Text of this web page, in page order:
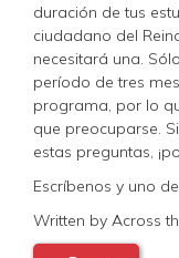
duración de tus
ciudadano del
necesitará una.
período de tres
programa, por lo
que preocuparse.
estas preguntas,
Escríbenos y uno
Written by Across